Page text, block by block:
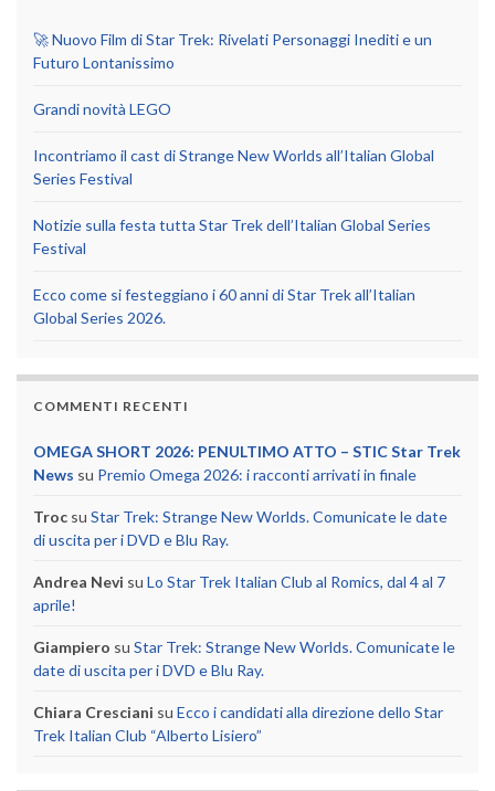
🚀 Nuovo Film di Star Trek: Rivelati Personaggi Inediti e un
Futuro Lontanissimo
Grandi novità LEGO
Incontriamo il cast di Strange New Worlds all’Italian Global
Series Festival
Notizie sulla festa tutta Star Trek dell’Italian Global Series
Festival
Ecco come si festeggiano i 60 anni di Star Trek all’Italian
Global Series 2026.
COMMENTI RECENTI
OMEGA SHORT 2026: PENULTIMO ATTO – STIC Star Trek
News su Premio Omega 2026: i racconti arrivati in finale
Troc su Star Trek: Strange New Worlds. Comunicate le date
di uscita per i DVD e Blu Ray.
Andrea Nevi su Lo Star Trek Italian Club al Romics, dal 4 al 7
aprile!
Giampiero su Star Trek: Strange New Worlds. Comunicate le
date di uscita per i DVD e Blu Ray.
Chiara Cresciani su Ecco i candidati alla direzione dello Star
Trek Italian Club “Alberto Lisiero”